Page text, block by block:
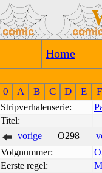
Home
0 A B C D E F
Stripverhalenserie:
Titel:
vorige
O298
Volgnummer:
Eerste regel: